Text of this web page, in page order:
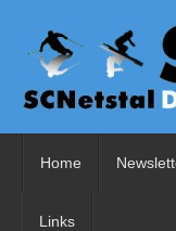
Home
Links